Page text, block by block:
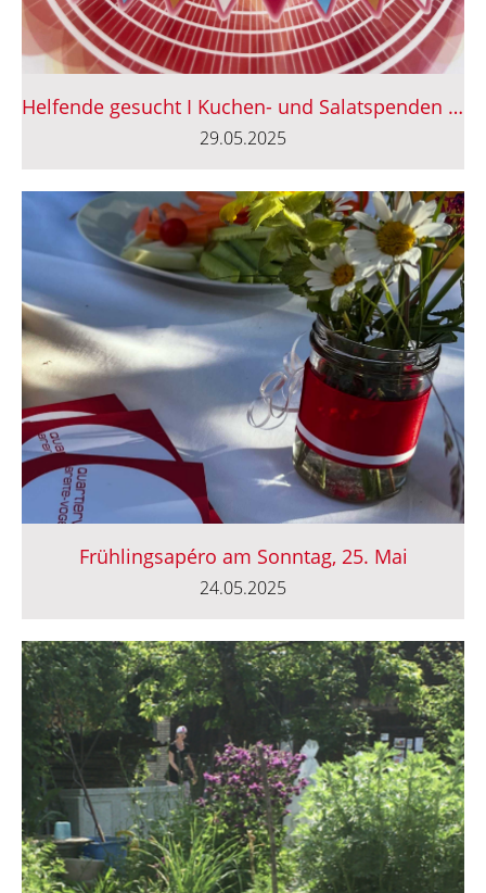
Helfende gesucht I Kuchen- und Salatspenden fürs Buffet
29.05.2025
Frühlingsapéro am Sonntag, 25. Mai
24.05.2025